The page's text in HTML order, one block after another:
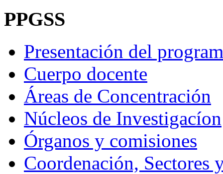
PPGSS
Presentación del
Cuerpo docente
Áreas de Concentración
Núcleos de Investigacíon
Órganos y comisiones
Coordenación, Sectores